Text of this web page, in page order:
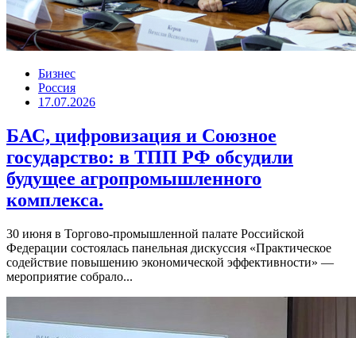
Бизнес
Россия
17.07.2026
БАС, цифровизация и Союзное
государство: в ТПП РФ обсудили
будущее агропромышленного
комплекса.
30 июня в Торгово-промышленной палате Российской
Федерации состоялась панельная дискуссия «Практическое
содействие повышению экономической эффективности» —
мероприятие собрало...